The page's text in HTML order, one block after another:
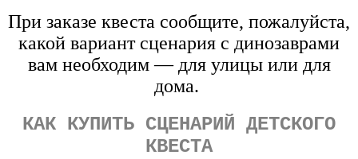
При заказе квеста сообщите, пожалуйста,
какой вариант сценария с динозаврами
вам необходим — для улицы или для
дома.
КАК КУПИТЬ СЦЕНАРИЙ ДЕТСКОГО
КВЕСТА